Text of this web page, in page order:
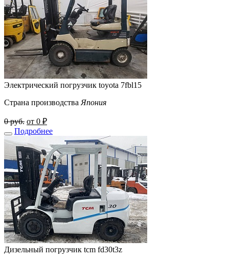
Электрический погрузчик toyota 7fbl15
Страна производства Япония
0 руб. от 0 ₽
Подробнее
Дизельный погрузчик tcm fd30t3z